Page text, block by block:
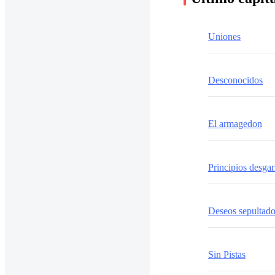
Uniones
Desconocidos
El armagedon
Principios
Deseos
Sin Pistas